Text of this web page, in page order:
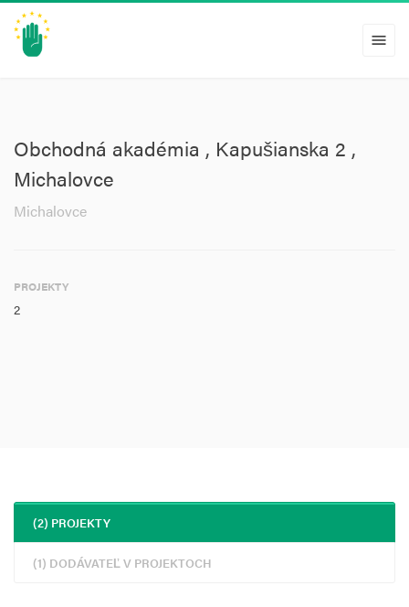
menu
Obchodná akadémia , Kapušianska 2 ,
Michalovce
Michalovce
PROJEKTY
2
(2) PROJEKTY
(1) DODÁVATEĽ V PROJEKTOCH